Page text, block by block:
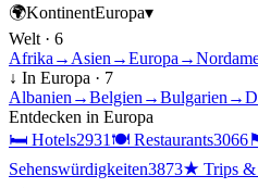
🌍KontinentEuropa▾
Welt · 6
Afrika → Asien →Europa →
↓ In Europa · 7
Albanien →Belgien →Bulgarien →
Entdecken in Europa
🛏 Hotels2931 🍽 Restaurants3066
Sehenswürdigkeiten3873★ Trips